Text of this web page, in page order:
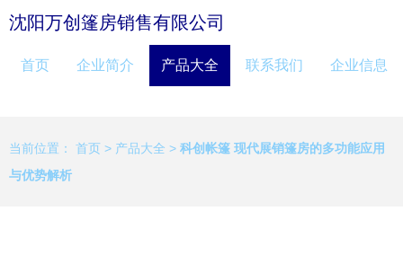
沈阳万创篷房销售有限公司
首页 企业简介 产品大全 联系我们 企业信息
当前位置： 首页 > 产品大全 > 科创帐篷 现代展销篷房的多功能应用
与优势解析